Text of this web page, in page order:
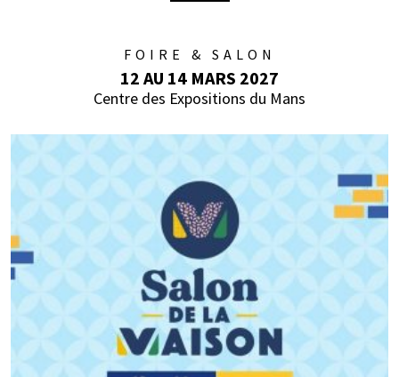
FOIRE & SALON
12 AU 14 MARS 2027
Centre des Expositions du Mans